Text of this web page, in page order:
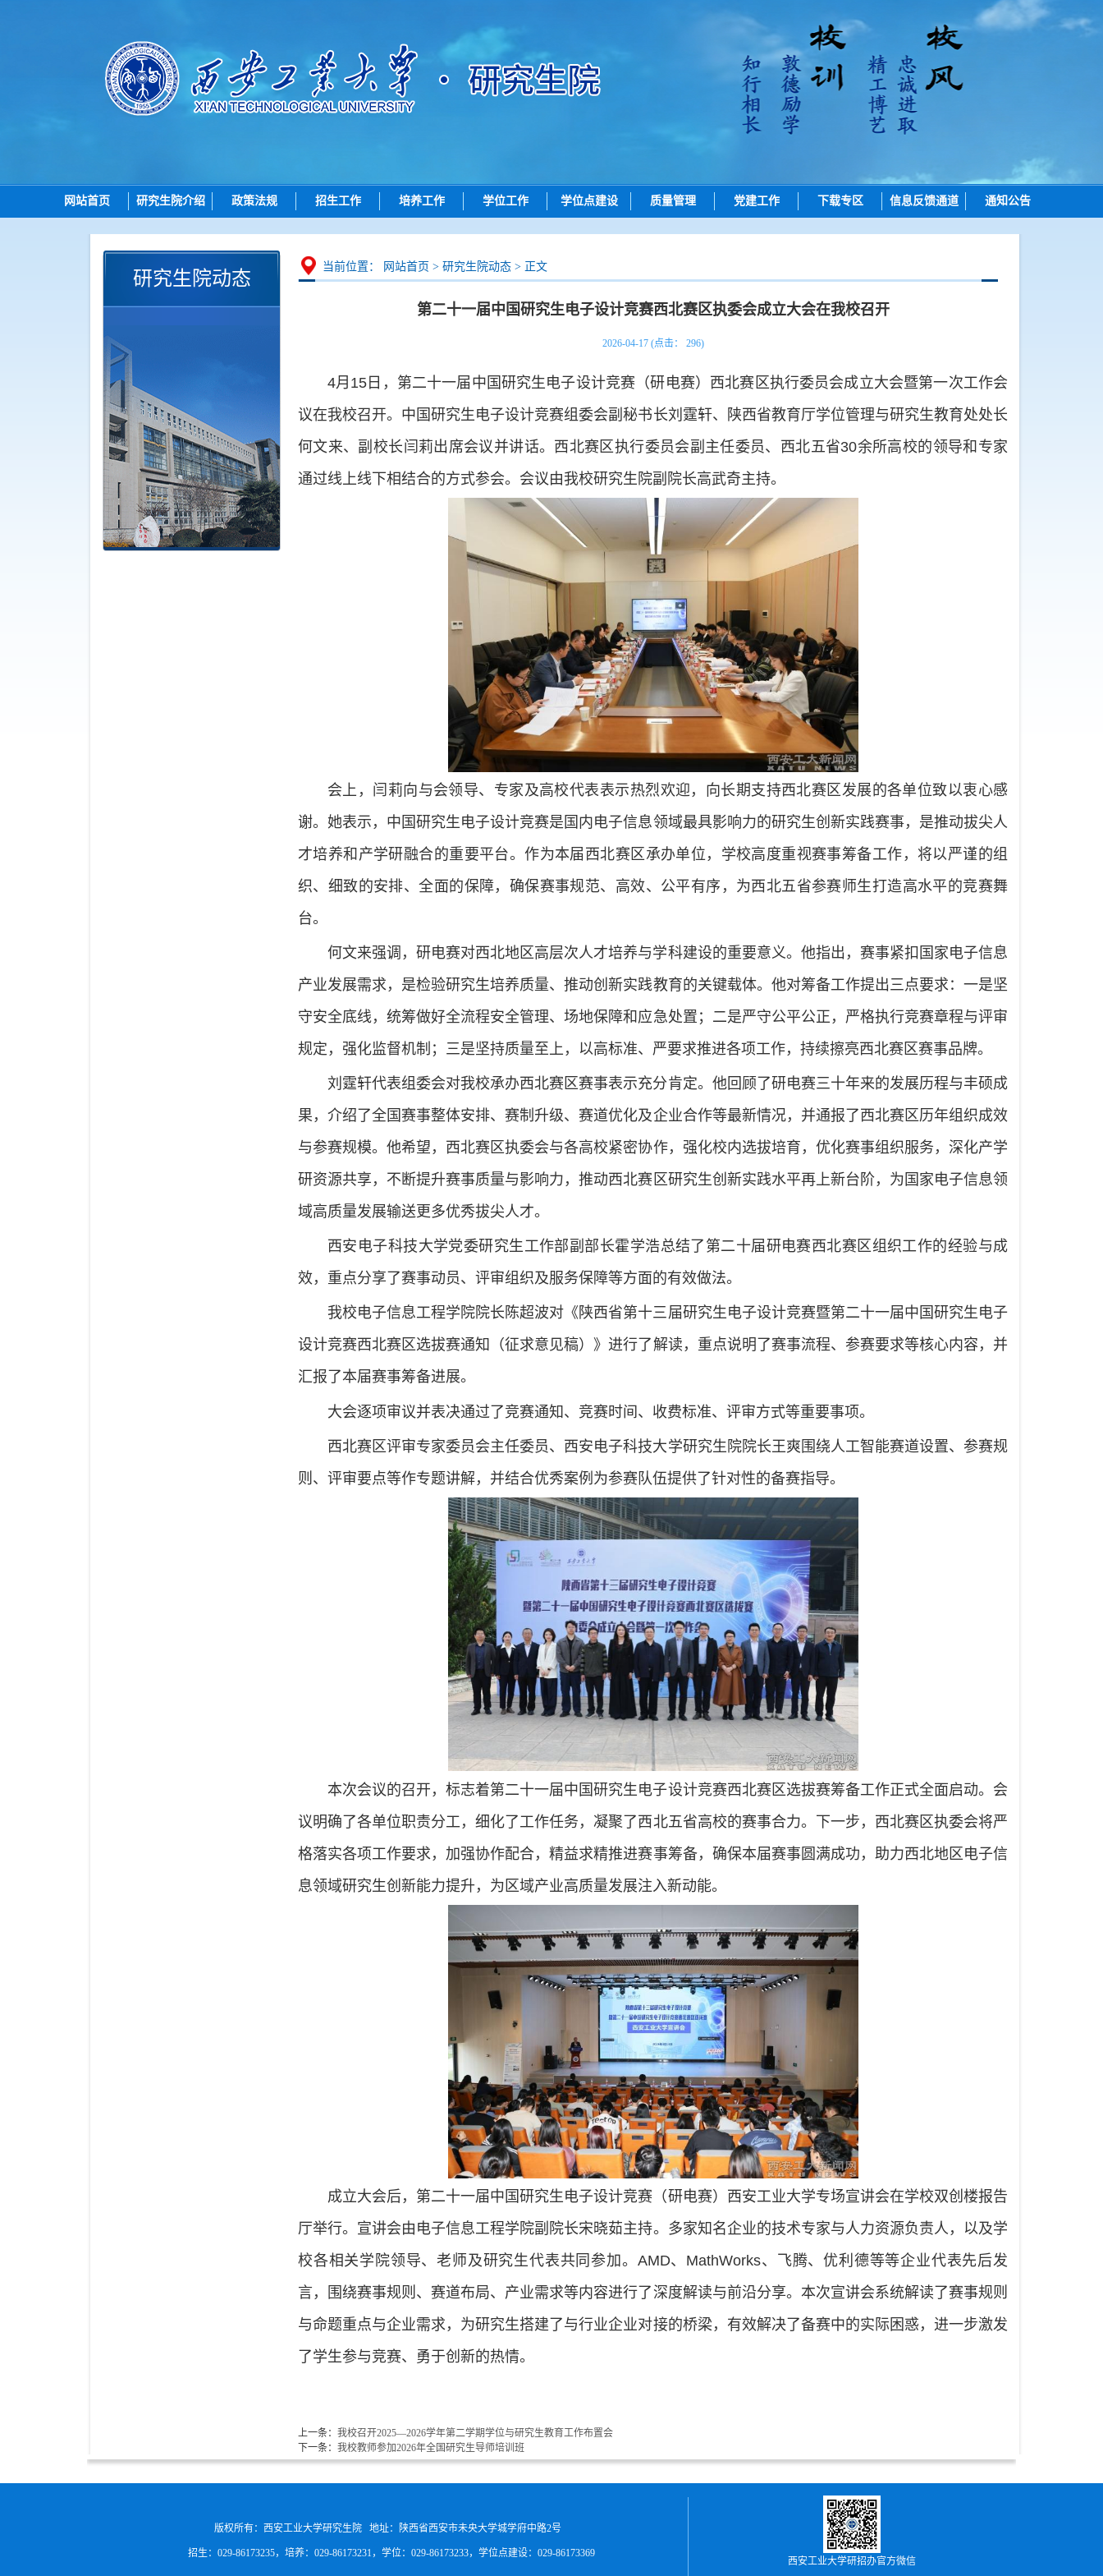
网站首页 研究生院介绍
研究生院简介
岗位职责
政策法规
总则
招生
招生工作
招生动态
博士招生
硕士招生
培养工作
培养动态
研究生创新实践系列大赛
学位工作
学位申请
论文评审
学位授予
导师工作
学位点建设
学位点动态
政策文件
质量管理
质量评价
党建工作 下载专区
招生
学位
学位点建设
信息反馈通道 通知公告
研究生院动态
当前位置： 网站首页 > 研究生院动态 > 正文
第二十一届中国研究生电子设计竞赛西北赛区执委会成立大会在我校召开
2026-04-17 (点击： 296)
4月15日，第二十一届中国研究生电子设计竞赛（研电赛）西北赛区执行委员会成立大会暨第一次工作会
议在我校召开。中国研究生电子设计竞赛组委会副秘书长刘霆轩、陕西省教育厅学位管理与研究生教育处处长
何文来、副校长闫莉出席会议并讲话。西北赛区执行委员会副主任委员、西北五省30余所高校的领导和专家
通过线上线下相结合的方式参会。会议由我校研究生院副院长高武奇主持。
会上，闫莉向与会领导、专家及高校代表表示热烈欢迎，向长期支持西北赛区发展的各单位致以衷心感
谢。她表示，中国研究生电子设计竞赛是国内电子信息领域最具影响力的研究生创新实践赛事，是推动拔尖人
才培养和产学研融合的重要平台。作为本届西北赛区承办单位，学校高度重视赛事筹备工作，将以严谨的组
织、细致的安排、全面的保障，确保赛事规范、高效、公平有序，为西北五省参赛师生打造高水平的竞赛舞
台。
何文来强调，研电赛对西北地区高层次人才培养与学科建设的重要意义。他指出，赛事紧扣国家电子信息
产业发展需求，是检验研究生培养质量、推动创新实践教育的关键载体。他对筹备工作提出三点要求：一是坚
守安全底线，统筹做好全流程安全管理、场地保障和应急处置；二是严守公平公正，严格执行竞赛章程与评审
规定，强化监督机制；三是坚持质量至上，以高标准、严要求推进各项工作，持续擦亮西北赛区赛事品牌。
刘霆轩代表组委会对我校承办西北赛区赛事表示充分肯定。他回顾了研电赛三十年来的发展历程与丰硕成
果，介绍了全国赛事整体安排、赛制升级、赛道优化及企业合作等最新情况，并通报了西北赛区历年组织成效
与参赛规模。他希望，西北赛区执委会与各高校紧密协作，强化校内选拔培育，优化赛事组织服务，深化产学
研资源共享，不断提升赛事质量与影响力，推动西北赛区研究生创新实践水平再上新台阶，为国家电子信息领
域高质量发展输送更多优秀拔尖人才。
西安电子科技大学党委研究生工作部副部长霍学浩总结了第二十届研电赛西北赛区组织工作的经验与成
效，重点分享了赛事动员、评审组织及服务保障等方面的有效做法。
我校电子信息工程学院院长陈超波对《陕西省第十三届研究生电子设计竞赛暨第二十一届中国研究生电子
设计竞赛西北赛区选拔赛通知（征求意见稿）》进行了解读，重点说明了赛事流程、参赛要求等核心内容，并
汇报了本届赛事筹备进展。
大会逐项审议并表决通过了竞赛通知、竞赛时间、收费标准、评审方式等重要事项。
西北赛区评审专家委员会主任委员、西安电子科技大学研究生院院长王爽围绕人工智能赛道设置、参赛规
则、评审要点等作专题讲解，并结合优秀案例为参赛队伍提供了针对性的备赛指导。
本次会议的召开，标志着第二十一届中国研究生电子设计竞赛西北赛区选拔赛筹备工作正式全面启动。会
议明确了各单位职责分工，细化了工作任务，凝聚了西北五省高校的赛事合力。下一步，西北赛区执委会将严
格落实各项工作要求，加强协作配合，精益求精推进赛事筹备，确保本届赛事圆满成功，助力西北地区电子信
息领域研究生创新能力提升，为区域产业高质量发展注入新动能。
成立大会后，第二十一届中国研究生电子设计竞赛（研电赛）西安工业大学专场宣讲会在学校双创楼报告
厅举行。宣讲会由电子信息工程学院副院长宋晓茹主持。多家知名企业的技术专家与人力资源负责人，以及学
校各相关学院领导、老师及研究生代表共同参加。AMD、MathWorks、飞腾、优利德等等企业代表先后发
言，围绕赛事规则、赛道布局、产业需求等内容进行了深度解读与前沿分享。本次宣讲会系统解读了赛事规则
与命题重点与企业需求，为研究生搭建了与行业企业对接的桥梁，有效解决了备赛中的实际困惑，进一步激发
了学生参与竞赛、勇于创新的热情。
上一条： 我校召开2025—2026学年第二学期学位与研究生教育工作布置会
下一条： 我校教师参加2026年全国研究生导师培训班
版权所有：西安工业大学研究生院 地址：陕西省西安市未央大学城学府中路2号
招生：029-86173235，培养：029-86173231，学位：029-86173233，学位点建设：029-86173369
西安工业大学研招办官方微信